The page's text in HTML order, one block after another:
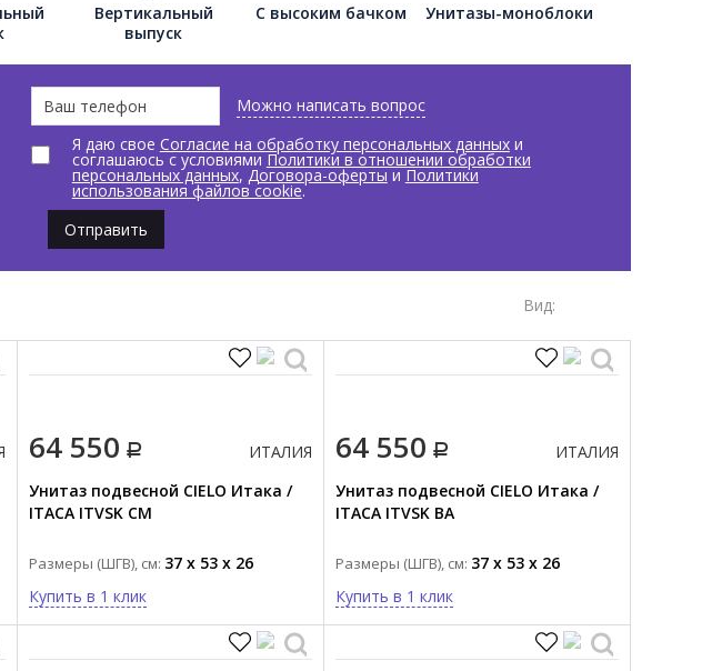
Вертикальный
выпуск
С высоким бачком Унитазы-моноблоки
Можно написать вопрос
Я даю свое Согласие на обработку персональных данныхи
соглашаюсь с условиями Политики в отношении обработки
персональных данных, Договора-оферты и Политики
использования файлов cookie.
Отправить
Вид:
64 550
ИТАЛИЯ
Унитаз подвесной CIELO Итака /
ITACA ITVSK CM
Размеры (ШГВ), см: 37 x 53 x 26
Купить в 1 клик
64 550
ИТАЛИЯ
Унитаз подвесной CIELO Итака /
ITACA ITVSK BA
Размеры (ШГВ), см: 37 x 53 x 26
Купить в 1 клик